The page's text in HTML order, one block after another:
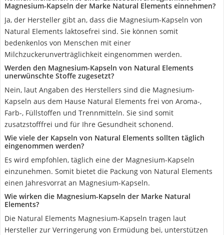
Magnesium-Kapseln der Marke Natural Elements einnehmen?
Ja, der Hersteller gibt an, dass die Magnesium-Kapseln von
Natural Elements laktosefrei sind. Sie können somit
bedenkenlos von Menschen mit einer
Milchzuckerunverträglichkeit eingenommen werden.
Werden den Magnesium-Kapseln von Natural Elements
unerwünschte Stoffe zugesetzt?
Nein, laut Angaben des Herstellers sind die Magnesium-
Kapseln aus dem Hause Natural Elements frei von Aroma-,
Farb-, Füllstoffen und Trennmitteln. Sie sind somit
zusatzstofffrei und für Ihre Gesundheit schonend.
Wie viele der Kapseln von Natural Elements sollten täglich
eingenommen werden?
Es wird empfohlen, täglich eine der Magnesium-Kapseln
einzunehmen. Somit bietet die Packung von Natural Elements
einen Jahresvorrat an Magnesium-Kapseln.
Wie wirken die Magnesium-Kapseln der Marke Natural
Elements?
Die Natural Elements Magnesium-Kapseln tragen laut
Hersteller zur Verringerung von Ermüdung bei, unterstützen